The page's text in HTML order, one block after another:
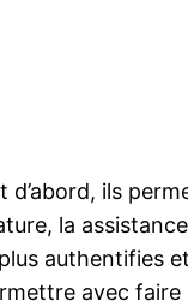
ils
la assistance
authentifies
avec